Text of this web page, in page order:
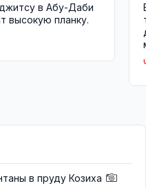
в Абу-Даби
высокую планку.
в пруду Козиха